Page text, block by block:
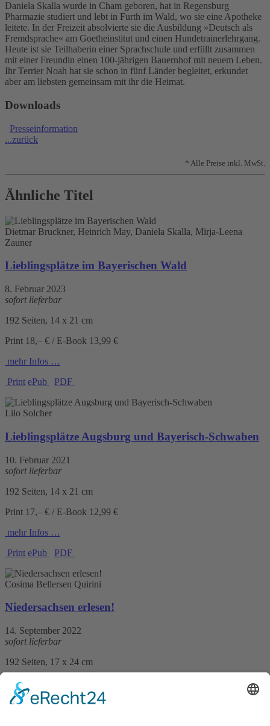
Daniela Skalla wurde in Cham geboren, hat in Regensburg
Pharmazie studiert und lebt in Furth im Wald, wo sie eine Apotheke
leitete. In der Freizeit absolvierte sie die Ausbildung »Deutsch als
Fremdsprache« am Goetheinstitut und einen Hundetrainerlehrgang.
Heute ist sie Teilhaberin einer Sprachschule und erfüllt zusammen
mit einer Freundin einen 100-jährigen Bauernhof mit neuem Leben.
Ihr Terrier Noah hat sie schon in fünf Länder begleitet, erkundet
aber am liebsten gemeinsam mit ihr die Heimat.
Downloads
Presseinformation
...zurück
* Alle Preise inkl. MwSt.
Ähnliche Titel
Dietmar Bruckner, Heinrich May, Daniela Skalla, Mirja-Leena
Zauner
Lieblingsplätze im Bayerischen Wald
8. Februar 2023
sofort lieferbar
192 Seiten, 14 x 21 cm
Print 18,– € / E-Book 13,99 €
mehr Infos …
Print ePub PDF
Lilo Solcher
Lieblingsplätze Augsburg und Bayerisch-Schwaben
10. Februar 2021
sofort lieferbar
192 Seiten, 14 x 21 cm
Print 17,– € / E-Book 12,99 €
mehr Infos …
Print ePub PDF
Cosima Bellersen Quirini
Niedersachsen erlesen!
14. September 2022
sofort lieferbar
192 Seiten, 17 x 24 cm
Print 28,– € / E-Book 20,99 €
mehr Infos …